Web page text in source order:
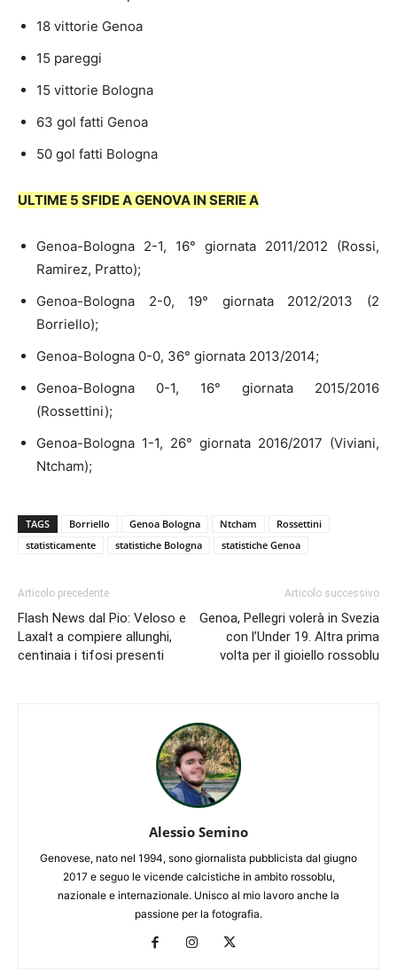
18 vittorie Genoa
15 pareggi
15 vittorie Bologna
63 gol fatti Genoa
50 gol fatti Bologna
ULTIME 5 SFIDE A GENOVA IN SERIE A
Genoa-Bologna 2-1, 16° giornata 2011/2012 (Rossi,
Ramirez, Pratto);
Genoa-Bologna 2-0, 19° giornata 2012/2013 (2
Borriello);
Genoa-Bologna 0-0, 36° giornata 2013/2014;
Genoa-Bologna 0-1, 16° giornata 2015/2016
(Rossettini);
Genoa-Bologna 1-1, 26° giornata 2016/2017 (Viviani,
Ntcham);
TAGS Borriello Genoa Bologna Ntcham
Rossettini
statisticamente
statistiche Bologna statistiche Genoa
Articolo precedente
Flash News dal Pio: Veloso e
Laxalt a compiere allunghi,
centinaia i tifosi presenti
Articolo successivo
Genoa, Pellegri volerà in Svezia
con l’Under 19. Altra prima
volta per il gioiello rossoblu
Alessio Semino
Genovese, nato nel 1994, sono giornalista pubblicista dal giugno
2017 e seguo le vicende calcistiche in ambito rossoblu,
nazionale e internazionale. Unisco al mio lavoro anche la
passione per la fotografia.